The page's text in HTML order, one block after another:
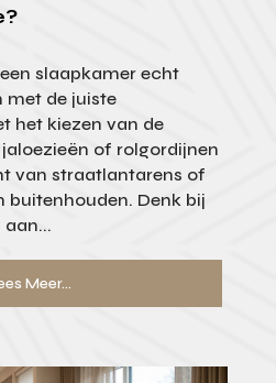
slaapkamer echt
met de juiste
het kiezen van de
of rolgordijnen
van straatlantarens of
buitenhouden. Denk bij
Meer...